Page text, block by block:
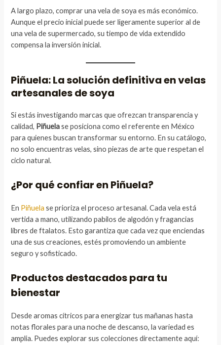
A largo plazo, comprar una vela de soya es más económico.
Aunque el precio inicial puede ser ligeramente superior al de
una vela de supermercado, su tiempo de vida extendido
compensa la inversión inicial.
Piñuela: La solución definitiva en velas
artesanales de soya
Si estás investigando marcas que ofrezcan transparencia y
calidad, Piñuelase posiciona como el referente en México
para quienes buscan transformar su entorno. En su catálogo,
no solo encuentras velas, sino piezas de arte que respetan el
ciclo natural.
¿Por qué confiar en Piñuela?
En Piñuela se prioriza el proceso artesanal. Cada vela está
vertida a mano, utilizando pabilos de algodón y fragancias
libres de ftalatos. Esto garantiza que cada vez que enciendas
una de sus creaciones, estés promoviendo un ambiente
seguro y sofisticado.
Productos destacados para tu
bienestar
Desde aromas cítricos para energizar tus mañanas hasta
notas florales para una noche de descanso, la variedad es
amplia. Puedes explorar sus colecciones directamente aquí: